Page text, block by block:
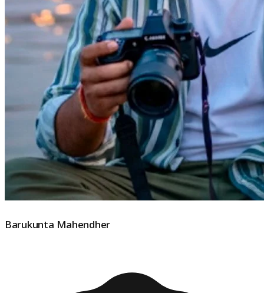
Barukunta Mahendher